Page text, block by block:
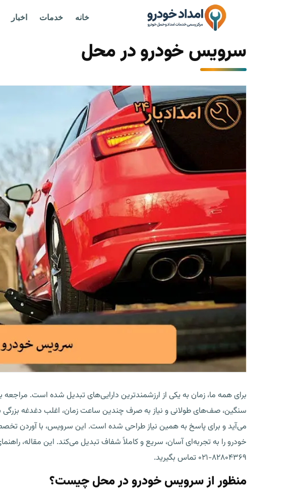
خانه خدمات اخبار
سرویس خودرو در محل
برای همه ما، زمان به یکی از ارزشمندترین دارایی‌های تبدیل شده است.
سنگین، صف‌های طولانی و نیاز به صرف چندین ساعت زمان، اغلب دغدغه
می‌آید و برای پاسخ به همین نیاز طراحی شده است. این سرویس، با آوردن
خودرو را به تجربه‌ای آسان، سریع و کاملاً شفاف تبدیل می‌کند. این مقاله،
۸۲۸۰۴۳۶۹-۰۲۱ تماس بگیرید.
منظور از سرویس خودرو در محل چیست؟